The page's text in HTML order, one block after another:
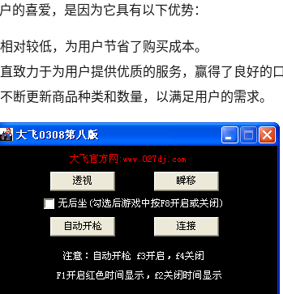
的喜爱，是因为它具有以下优势：
对较低，为用户节省了购买成本。
致力于为用户提供优质的服务，赢得了良好的口
断更新商品种类和数量，以满足用户的需求。